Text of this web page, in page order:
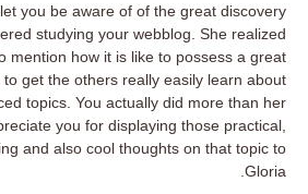
you be aware of of the great discovery
studying your webblog. She realized
mention how it is like to possess a great
to get the others really easily learn about
topics. You actually did more than her
you for displaying those practical,
and also cool thoughts on that topic to
Gloria.